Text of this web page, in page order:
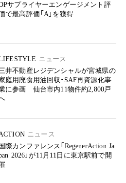
サプライヤーエンゲージメント評
で最高評価「A」を獲得
ニュース
井不動産レジデンシャルが宮城県の
庭用廃食用油回収・SAF再資源化事
に参画 仙台市内11物件約2,800戸
ニュース
国際カンファレンス「RegenerAction Ja
2026」が11月11日に東京駅前で開